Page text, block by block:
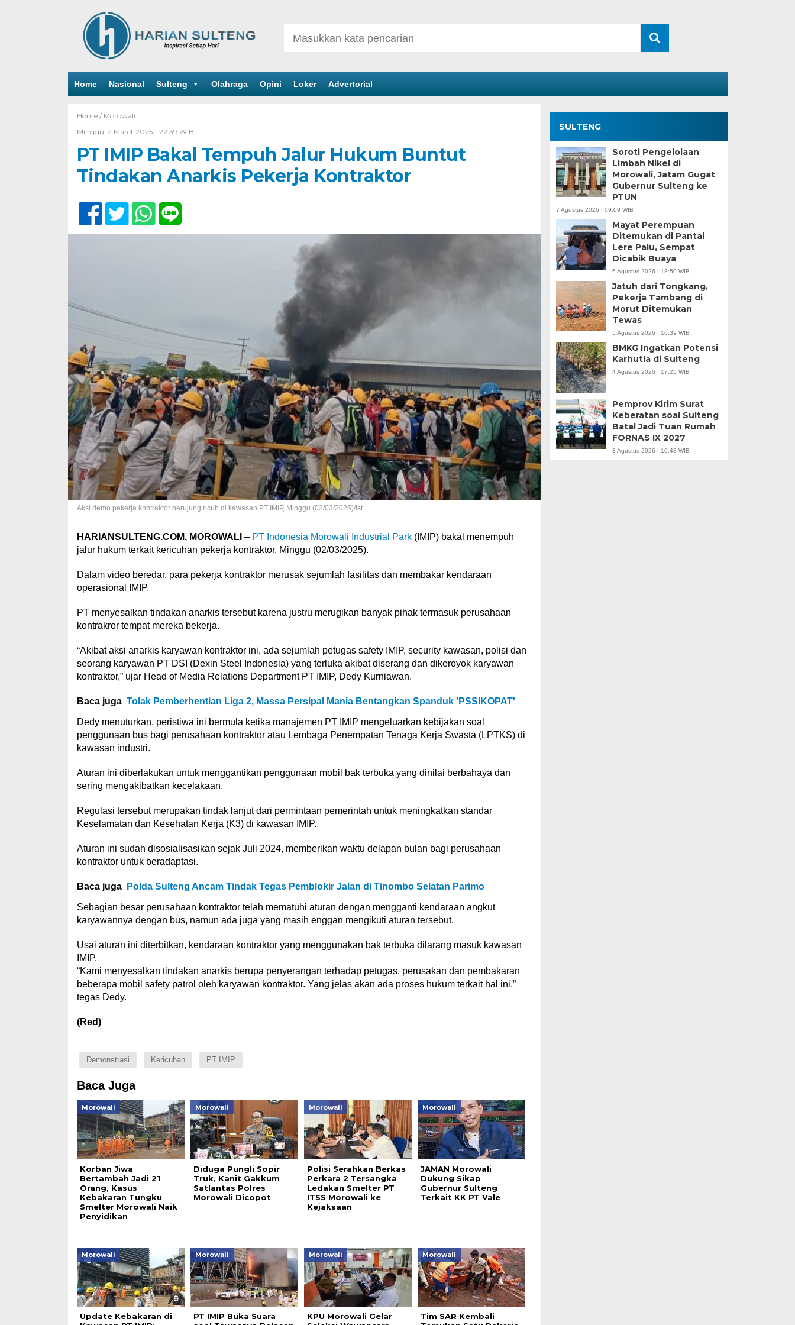
Home Nasional Sulteng Olahraga Opini Loker Advertorial
Home / Morowali
Minggu, 2 Maret 2025 - 22:39 WIB
PT IMIP Bakal Tempuh Jalur Hukum Buntut
Tindakan Anarkis Pekerja Kontraktor
Aksi demo pekerja kontraktor berujung ricuh di kawasan PT IMIP, Minggu (02/03/2025)/Ist
HARIANSULTENG.COM, MOROWALI – PT Indonesia Morowali Industrial Park(IMIP) bakal menempuh
jalur hukum terkait kericuhan pekerja kontraktor, Minggu (02/03/2025).
Dalam video beredar, para pekerja kontraktor merusak sejumlah fasilitas dan membakar kendaraan
operasional IMIP.
PT menyesalkan tindakan anarkis tersebut karena justru merugikan banyak pihak termasuk perusahaan
kontrakror tempat mereka bekerja.
“Akibat aksi anarkis karyawan kontraktor ini, ada sejumlah petugas safety IMIP, security kawasan, polisi dan
seorang karyawan PT DSI (Dexin Steel Indonesia) yang terluka akibat diserang dan dikeroyok karyawan
kontraktor,” ujar Head of Media Relations Department PT IMIP, Dedy Kurniawan.
Baca juga Tolak Pemberhentian Liga 2, Massa Persipal Mania Bentangkan Spanduk 'PSSIKOPAT'
Dedy menuturkan, peristiwa ini bermula ketika manajemen PT IMIP mengeluarkan kebijakan soal
penggunaan bus bagi perusahaan kontraktor atau Lembaga Penempatan Tenaga Kerja Swasta (LPTKS) di
kawasan industri.
Aturan ini diberlakukan untuk menggantikan penggunaan mobil bak terbuka yang dinilai berbahaya dan
sering mengakibatkan kecelakaan.
Regulasi tersebut merupakan tindak lanjut dari permintaan pemerintah untuk meningkatkan standar
Keselamatan dan Kesehatan Kerja (K3) di kawasan IMIP.
Aturan ini sudah disosialisasikan sejak Juli 2024, memberikan waktu delapan bulan bagi perusahaan
kontraktor untuk beradaptasi.
Baca juga Polda Sulteng Ancam Tindak Tegas Pemblokir Jalan di Tinombo Selatan Parimo
Sebagian besar perusahaan kontraktor telah mematuhi aturan dengan mengganti kendaraan angkut
karyawannya dengan bus, namun ada juga yang masih enggan mengikuti aturan tersebut.
Usai aturan ini diterbitkan, kendaraan kontraktor yang menggunakan bak terbuka dilarang masuk kawasan
IMIP.
“Kami menyesalkan tindakan anarkis berupa penyerangan terhadap petugas, perusakan dan pembakaran
beberapa mobil safety patrol oleh karyawan kontraktor. Yang jelas akan ada proses hukum terkait hal ini,”
tegas Dedy.
(Red)
Demonstrasi Kericuhan PT IMIP
Baca Juga
Morowali
Korban Jiwa
Bertambah Jadi 21
Orang, Kasus
Kebakaran Tungku
Smelter Morowali Naik
Penyidikan
Morowali
Diduga Pungli Sopir
Truk, Kanit Gakkum
Satlantas Polres
Morowali Dicopot
Morowali
Polisi Serahkan Berkas
Perkara 2 Tersangka
Ledakan Smelter PT
ITSS Morowali ke
Kejaksaan
Morowali
JAMAN Morowali
Dukung Sikap
Gubernur Sulteng
Terkait KK PT Vale
Morowali
Update Kebakaran di
Morowali
PT IMIP Buka Suara
Morowali
KPU Morowali Gelar
Morowali
Tim SAR Kembali
SULTENG
Soroti Pengelolaan
Limbah Nikel di
Morowali, Jatam Gugat
Gubernur Sulteng ke
PTUN
7 Agustus 2026 | 09:09 WIB
Mayat Perempuan
Ditemukan di Pantai
Lere Palu, Sempat
Dicabik Buaya
6 Agustus 2026 | 18:50 WIB
Jatuh dari Tongkang,
Pekerja Tambang di
Morut Ditemukan
Tewas
5 Agustus 2026 | 16:39 WIB
BMKG Ingatkan Potensi
Karhutla di Sulteng
4 Agustus 2026 | 17:25 WIB
Pemprov Kirim Surat
Keberatan soal Sulteng
Batal Jadi Tuan Rumah
FORNAS IX 2027
3 Agustus 2026 | 10:48 WIB